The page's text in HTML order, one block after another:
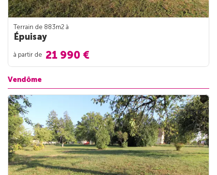
Terrain de 883m2 à
Épuisay
à partir de 21 990 €
Vendôme